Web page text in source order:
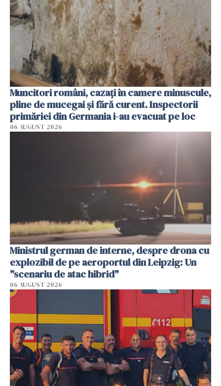
Muncitori români, cazați în camere minuscule,
pline de mucegai și fără curent. Inspectorii
primăriei din Germania i-au evacuat pe loc
06 AUGUST 2026
Ministrul german de interne, despre drona cu
explozibil de pe aeroportul din Leipzig: Un
"scenariu de atac hibrid"
06 AUGUST 2026